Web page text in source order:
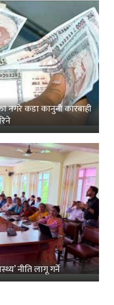
कडा कानुनी कारबाही
नीति लागू गर्ने